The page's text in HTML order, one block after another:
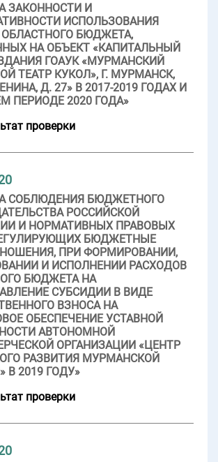
ЗАКОННОСТИ И
ИСПОЛЬЗОВАНИЯ
ОБЛАСТНОГО БЮДЖЕТА,
НА ОБЪЕКТ «КАПИТАЛЬНЫЙ
ГОАУК «МУРМАНСКИЙ
ТЕАТР КУКОЛ», Г. МУРМАНСК,
Д. 27» В 2017-2019 ГОДАХ И
ПЕРИОДЕ 2020 ГОДА»
проверки
СОБЛЮДЕНИЯ БЮДЖЕТНОГО
РОССИЙСКОЙ
И НОРМАТИВНЫХ ПРАВОВЫХ
БЮДЖЕТНЫЕ
ПРИ ФОРМИРОВАНИИ,
И ИСПОЛНЕНИИ РАСХОДОВ
БЮДЖЕТА НА
СУБСИДИИ В ВИДЕ
ВЗНОСА НА
ОБЕСПЕЧЕНИЕ УСТАВНОЙ
АВТОНОМНОЙ
ОРГАНИЗАЦИИ «ЦЕНТР
РАЗВИТИЯ МУРМАНСКОЙ
В 2019 ГОДУ»
проверки